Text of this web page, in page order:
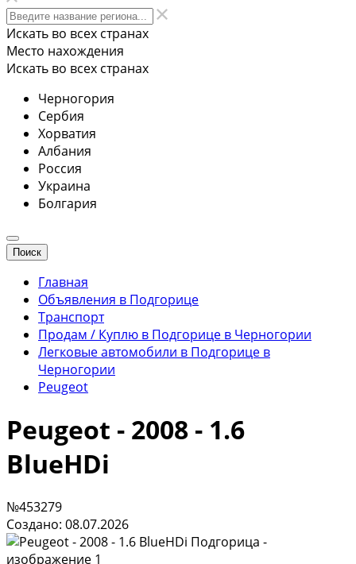
Искать во всех странах
Место нахождения
Искать во всех странах
Черногория
Сербия
Хорватия
Албания
Россия
Украина
Болгария
Поиск
Главная
Объявления в Подгорице
Транспорт
Продам / Куплю в Подгорице в Черногории
Легковые автомобили в Подгорице в
Черногории
Peugeot
Peugeot - 2008 - 1.6
BlueHDi
№453279
Создано: 08.07.2026